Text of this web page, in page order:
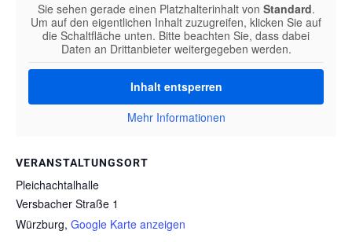
VERANSTALTUNGSORT
Pleichachtalhalle
Versbacher Straße 1
Würzburg, Google Karte anzeigen
Sie sehen gerade einen Platzhalterinhalt von Standard.
Um auf den eigentlichen Inhalt zuzugreifen, klicken Sie auf
die Schaltfläche unten. Bitte beachten Sie, dass dabei
Daten an Drittanbieter weitergegeben werden.
Inhalt entsperren
Mehr Informationen